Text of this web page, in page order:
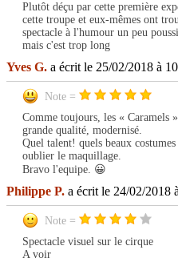
Plutôt déçu par cette première
cette troupe et eux-mêmes ont
spectacle à l'humour un peu
mais c'est trop long
Yves G. a écrit le 25/02/2018 à
Note =
Comme toujours, les « Caramels
grande qualité, modernisé.
Quel talent! quels beaux
oublier le maquillage.
Bravo l'equipe. 😀
Philippe P. a écrit le 24/02/2018
Note =
Spectacle visuel sur le cirque
A voir